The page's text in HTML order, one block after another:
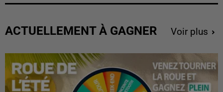
ACTUELLEMENT À GAGNER Voir plus